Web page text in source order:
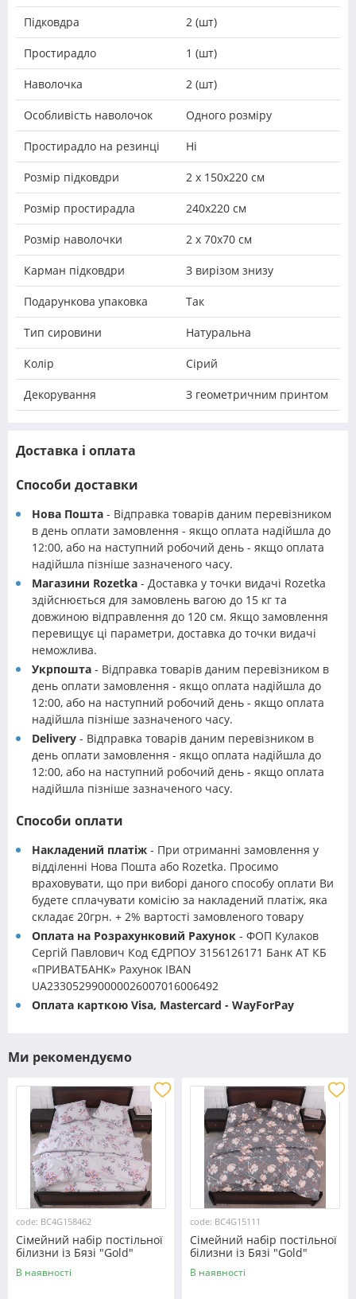
Підковдра 2 (шт)
Простирадло 1 (шт)
Наволочка 2 (шт)
Особливість наволочок Одного розміру
Простирадло на резинці Ні
Розмір підковдри 2 х 150х220 см
Розмір простирадла 240х220 см
Розмір наволочки 2 х 70х70 см
Карман підковдри З вирізом знизу
Подарункова упаковка Так
Тип сировини Натуральна
Колір Сірий
Декорування З геометричним принтом
Доставка і оплата
Способи доставки
Нова Пошта - Відправка товарів даним перевізником
в день оплати замовлення - якщо оплата надійшла до
12:00, або на наступний робочий день - якщо оплата
надійшла пізніше зазначеного часу.
Магазини Rozetka - Доставка у точки видачі Rozetka
здійснюється для замовлень вагою до 15 кг та
довжиною відправлення до 120 см. Якщо замовлення
перевищує ці параметри, доставка до точки видачі
неможлива.
Укрпошта - Відправка товарів даним перевізником в
день оплати замовлення - якщо оплата надійшла до
12:00, або на наступний робочий день - якщо оплата
надійшла пізніше зазначеного часу.
Delivery - Відправка товарів даним перевізником в
день оплати замовлення - якщо оплата надійшла до
12:00, або на наступний робочий день - якщо оплата
надійшла пізніше зазначеного часу.
Способи оплати
Накладений платіж - При отриманні замовлення у
відділенні Нова Пошта або Rozetka. Просимо
враховувати, що при виборі даного способу оплати Ви
будете сплачувати комісію за накладений платіж, яка
складає 20грн. + 2% вартості замовленого товару
Оплата на Розрахунковий Рахунок - ФОП Кулаков
Сергій Павлович Код ЄДРПОУ 3156126171 Банк АТ КБ
«ПРИВАТБАНК» Рахунок IBAN
UA233052990000026007016006492
Оплата карткою Visa, Mastercard - WayForPay
Ми рекомендуємо
code: BC4G158462
Сімейний набір постільної
білизни із Бязі "Gold"
№158462 Черешенька™
В наявності
code: BC4G15111
Сімейний набір постільної
білизни із Бязі "Gold"
№15111 Черешенька™
В наявності